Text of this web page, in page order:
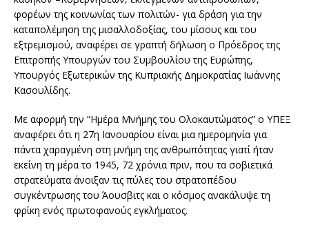
φορέων της κοινωνίας των πολιτών- για δράση για την
καταπολέμηση της μισαλλοδοξίας, του μίσους και του
εξτρεμισμού, αναφέρει σε γραπτή δήλωση ο Πρόεδρος της
Επιτροπής Υπουργών του Συμβουλίου της Ευρώπης,
Υπουργός Εξωτερικών της Κυπριακής Δημοκρατίας Ιωάννης
Κασουλίδης.
Με αφορμή την “Ημέρα Μνήμης του Ολοκαυτώματος” ο ΥΠΕΞ
αναφέρει ότι η 27η Ιανουαρίου είναι μια ημερομηνία για
πάντα χαραγμένη στη μνήμη της ανθρωπότητας γιατί ήταν
εκείνη τη μέρα το 1945, 72 χρόνια πριν, που τα σοβιετικά
στρατεύματα άνοιξαν τις πύλες του στρατοπέδου
συγκέντρωσης του Άουσβιτς και ο κόσμος ανακάλυψε τη
φρίκη ενός πρωτοφανούς εγκλήματος.